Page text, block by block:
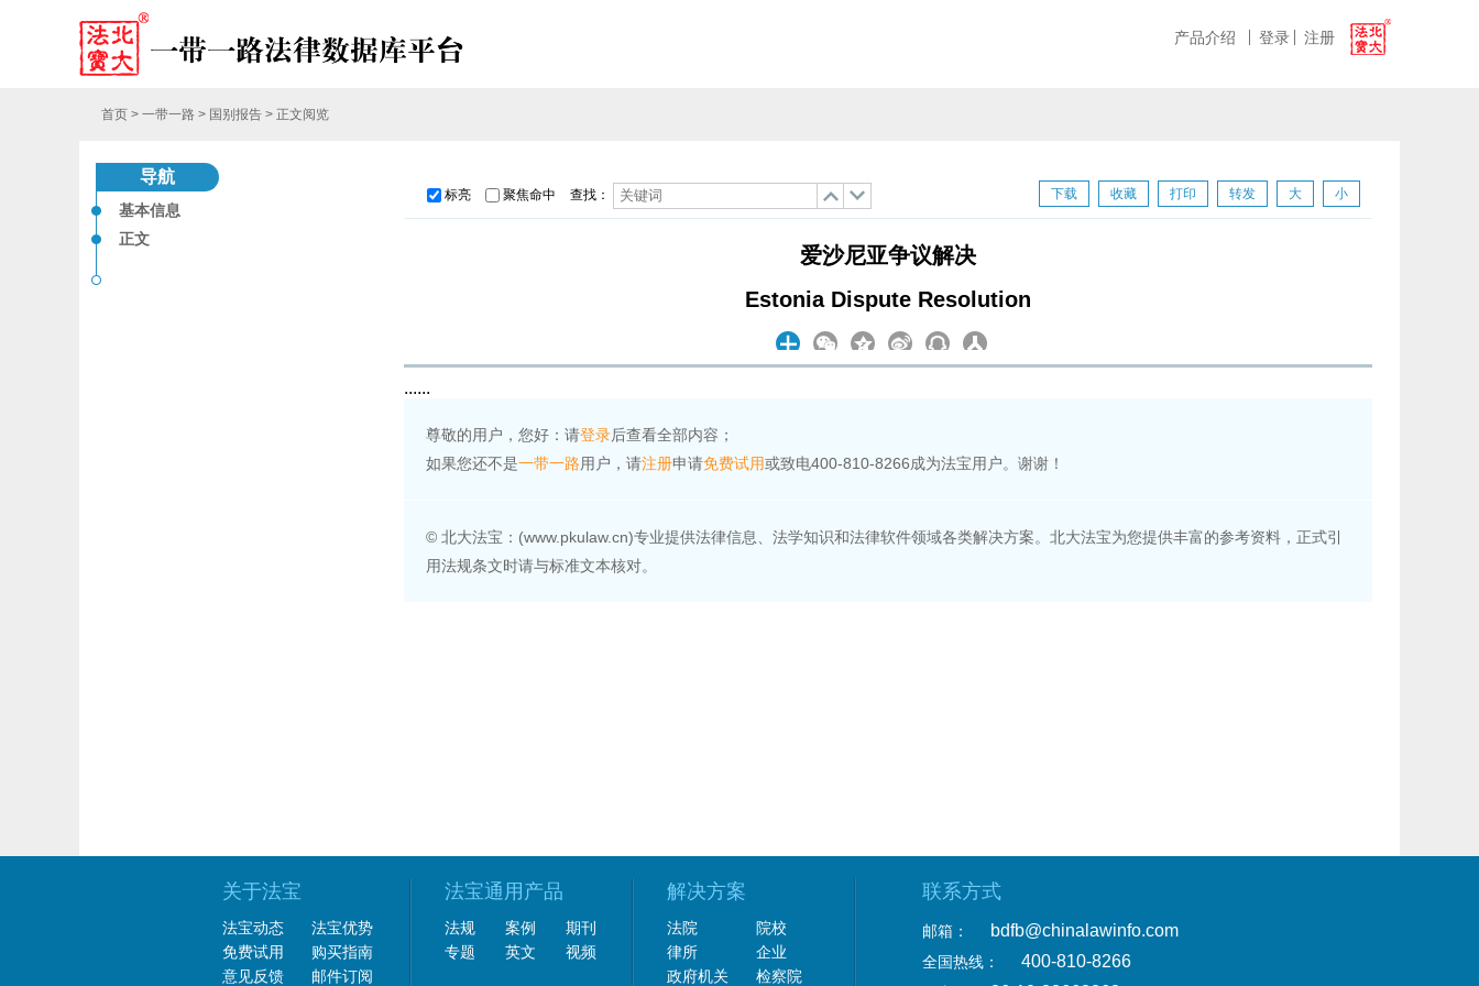
产品介绍 登录 注册
首页 > 一带一路 > 国别报告 > 正文阅览
标亮 聚焦命中 查找： 下载 收藏 打印 转发 大 小
爱沙尼亚争议解决
Estonia Dispute Resolution
......
尊敬的用户，您好：请登录后查看全部内容；
如果您还不是一带一路用户，请注册申请免费试用或致电400-810-8266成为法宝用户。谢谢！
© 北大法宝：(www.pkulaw.cn)专业提供法律信息、法学知识和法律软件领域各类解决方案。北大法宝为您提供丰富的参考资料，正式引
用法规条文时请与标准文本核对。
导航
基本信息
正文
关于法宝
法宝动态
法宝优势
免费试用
购买指南
意见反馈
邮件订阅
法宝通用产品
法规 案例
期刊
专题
英文 视频
解决方案
法院
院校
律所
企业
政府机关
检察院
联系方式
邮箱： bdfb@chinalawinfo.com
全国热线： 400-810-8266